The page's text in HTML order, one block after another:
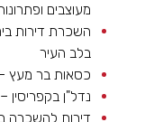
מעוצבים
השכרת דירות
בלב העיר
כסאות בר מעץ
נדל"ן
דירות להשכרה